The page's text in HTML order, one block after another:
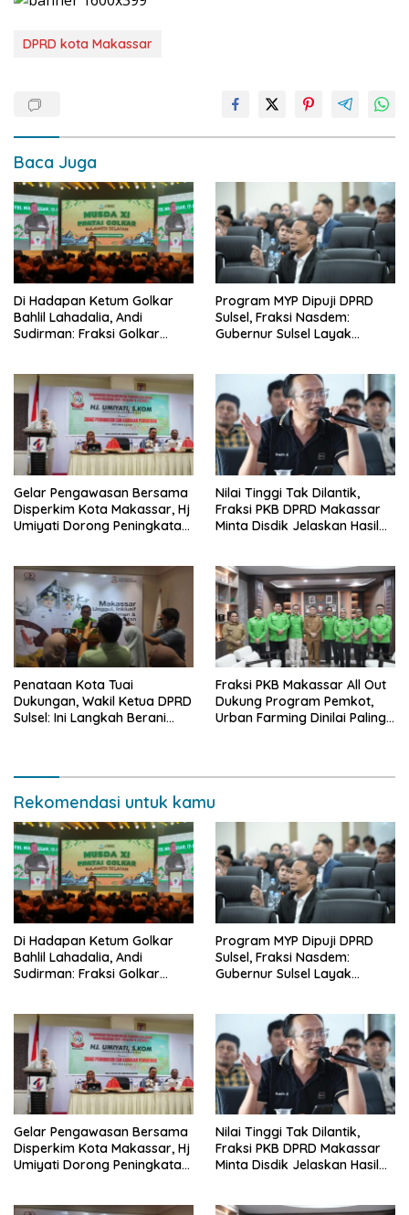
DPRD kota Makassar
Baca Juga
Di Hadapan Ketum Golkar
Bahlil Lahadalia, Andi
Sudirman: Fraksi Golkar
Program MYP Dipuji DPRD
Sulsel, Fraksi Nasdem:
Gubernur Sulsel Layak
Gelar Pengawasan Bersama
Disperkim Kota Makassar, Hj
Umiyati Dorong Peningkatan
Nilai Tinggi Tak Dilantik,
Fraksi PKB DPRD Makassar
Minta Disdik Jelaskan Hasil
Penataan Kota Tuai
Dukungan, Wakil Ketua DPRD
Sulsel: Ini Langkah Berani
Fraksi PKB Makassar All Out
Dukung Program Pemkot,
Urban Farming Dinilai Paling
Rekomendasi untuk kamu
Di Hadapan Ketum Golkar
Bahlil Lahadalia, Andi
Sudirman: Fraksi Golkar
Program MYP Dipuji DPRD
Sulsel, Fraksi Nasdem:
Gubernur Sulsel Layak
Gelar Pengawasan Bersama
Disperkim Kota Makassar, Hj
Umiyati Dorong Peningkatan
Nilai Tinggi Tak Dilantik,
Fraksi PKB DPRD Makassar
Minta Disdik Jelaskan Hasil